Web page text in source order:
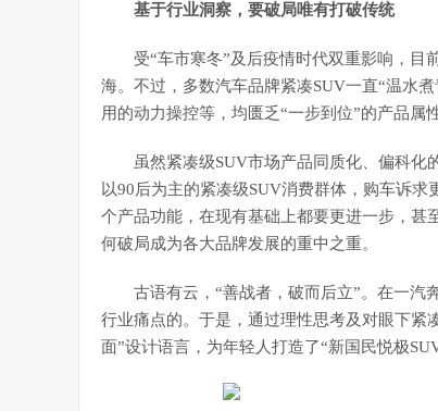
基于行业洞察，要破局唯有打破传统
受“车市寒冬”及后疫情时代双重影响，目
海。不过，多数汽车品牌紧凑SUV一直“温水
用的动力操控等，均匮乏“一步到位”的产品属性
虽然紧凑级SUV市场产品同质化、偏科化
以90后为主的紧凑级SUV消费群体，购车诉
个产品功能，在现有基础上都要更进一步，甚
何破局成为各大品牌发展的重中之重。
古语有云，“善战者，破而后立”。在一汽
行业痛点的。于是，通过理性思考及对眼下紧
面”设计语言，为年轻人打造了“新国民悦极